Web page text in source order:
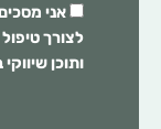
אני
לצורך
ותוכן